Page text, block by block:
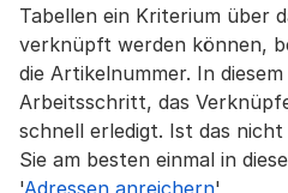
Tabellen ein Kriterium über
verknüpft werden können,
die Artikelnummer. In
Arbeitsschritt, das
schnell erledigt. Ist das
Sie am besten einmal in
'Adressen anreichern'